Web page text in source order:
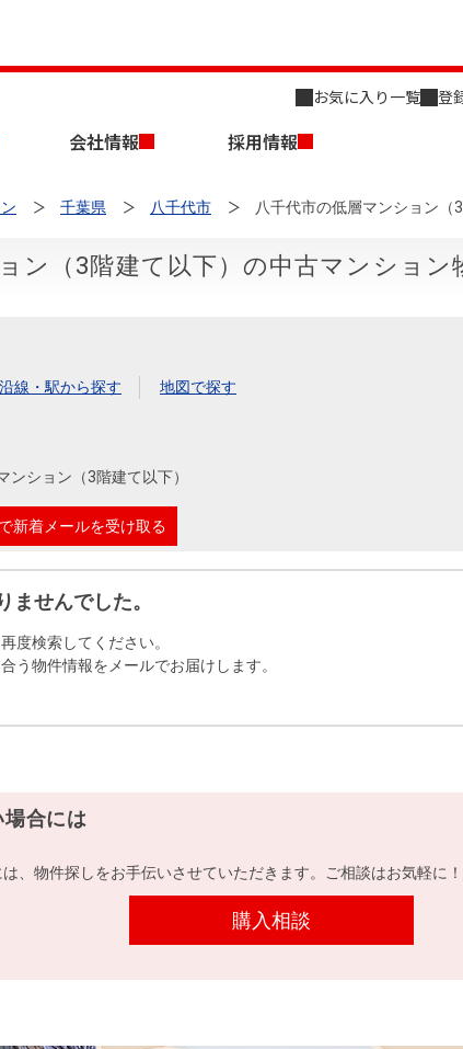
お気に入り一覧 登
会社情報 採用情報
新築・中古一戸建てを探す
事業用物件を探す
購入ガイド
売却相談
売却ガイド
本社地図
千葉県 八千代市 八千代市の低層マンション（
ン（3階建て以下）の中古マンション
沿線・駅から探す 地図で探す
ンション（3階建て以下）
新着メールを受け取る
ませんでした。
度検索してください。
う物件情報をメールでお届けします。
合には
、物件探しをお手伝いさせていただきます。ご相談はお気軽に！
購入相談